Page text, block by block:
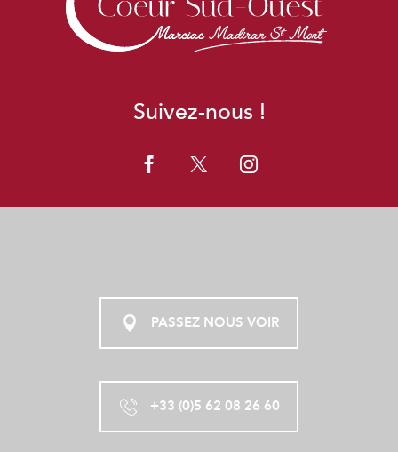
Suivez-nous !
PASSEZ NOUS VOIR
+33 (0)5 62 08 26 60